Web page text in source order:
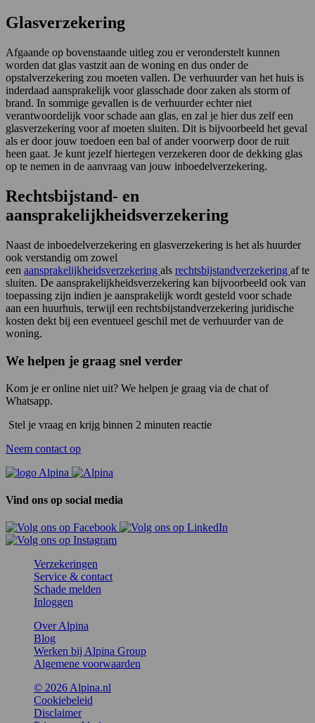
Glasverzekering
Afgaande op bovenstaande uitleg zou er veronderstelt kunnen
worden dat glas vastzit aan de woning en dus onder de
opstalverzekering zou moeten vallen. De verhuurder van het huis is
inderdaad aansprakelijk voor glasschade door zaken als storm of
brand. In sommige gevallen is de verhuurder echter niet
verantwoordelijk voor schade aan glas, en zal je hier dus zelf een
glasverzekering voor af moeten sluiten. Dit is bijvoorbeeld het geval
als er door jouw toedoen een bal of ander voorwerp door de ruit
heen gaat. Je kunt jezelf hiertegen verzekeren door de dekking glas
op te nemen in de aanvraag van jouw inboedelverzekering.
Rechtsbijstand- en
aansprakelijkheidsverzekering
Naast de inboedelverzekering en glasverzekering is het als huurder
ook verstandig om zowel
een aansprakelijkheidsverzekering als rechtsbijstandverzekering af te
sluiten. De aansprakelijkheidsverzekering kan bijvoorbeeld ook van
toepassing zijn indien je aansprakelijk wordt gesteld voor schade
aan een huurhuis, terwijl een rechtsbijstandverzekering juridische
kosten dekt bij een eventueel geschil met de verhuurder van de
woning.
We helpen je graag snel verder
Kom je er online niet uit? We helpen je graag via de chat of
Whatsapp.
Stel je vraag en krijg binnen 2 minuten reactie
Neem contact op
Vind ons op social media
Verzekeringen
Service & contact
Schade melden
Inloggen
Over Alpina
Blog
Werken bij Alpina Group
Algemene voorwaarden
© 2026 Alpina.nl
Cookiebeleid
Disclaimer